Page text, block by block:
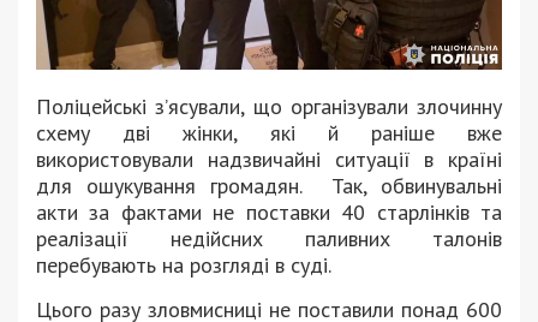
Поліцейські з’ясували, що організували злочинну
схему дві жінки, які й раніше вже
використовували надзвичайні ситуації в країні
для ошукування громадян. Так, обвинувальні
акти за фактами не поставки 40 старлінків та
реалізації недійсних паливних талонів
перебувають на розгляді в суді.
Цього разу зловмисниці не поставили понад 600